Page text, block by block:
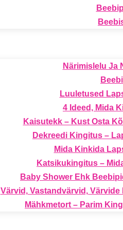
Närimislelu Ja
Luuletused
4 Ideed, Mida
Kaisutekk – Kust Osta
Dekreedi Kingitus –
Mida Kinkida
Katsikukingitus –
Baby Shower Ehk
Värvid, Vastandvärvid,
Mähkmetort – Parim